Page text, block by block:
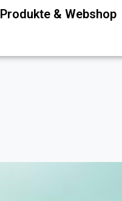
Produkte & Webshop